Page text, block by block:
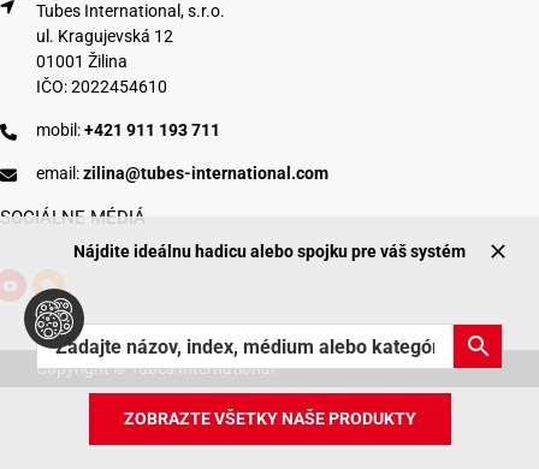
Tubes International, s.r.o.
ul. Kragujevská 12
01001 Žilina
IČO: 2022454610
mobil:+421 911 193 711
email:zilina@tubes-international.com
SOCIÁLNE MÉDIÁ
Copyright © Tubes International
Nájdite ideálnu hadicu alebo spojku pre váš systém
ZOBRAZTE VŠETKY NAŠE PRODUKTY